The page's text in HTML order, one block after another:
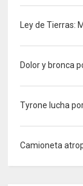
Ley de Tierras:
Dolor y bronca
Tyrone lucha
Camioneta